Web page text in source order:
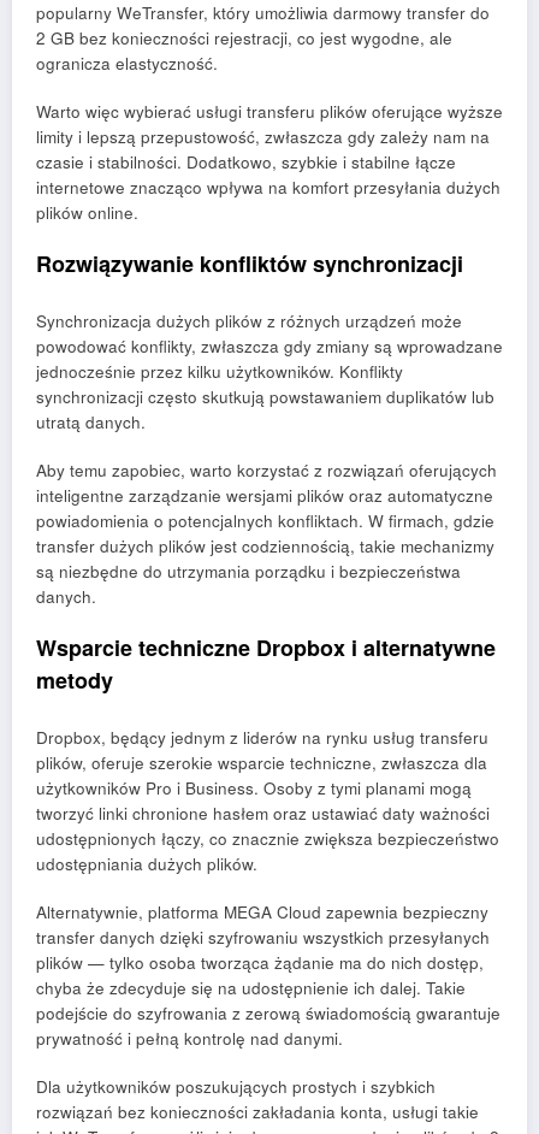
popularny WeTransfer, który umożliwia darmowy transfer do
2 GB bez konieczności rejestracji, co jest wygodne, ale
ogranicza elastyczność.
Warto więc wybierać usługi transferu plików oferujące wyższe
limity i lepszą przepustowość, zwłaszcza gdy zależy nam na
czasie i stabilności. Dodatkowo, szybkie i stabilne łącze
internetowe znacząco wpływa na komfort przesyłania dużych
plików online.
Rozwiązywanie konfliktów synchronizacji
Synchronizacja dużych plików z różnych urządzeń może
powodować konflikty, zwłaszcza gdy zmiany są wprowadzane
jednocześnie przez kilku użytkowników. Konflikty
synchronizacji często skutkują powstawaniem duplikatów lub
utratą danych.
Aby temu zapobiec, warto korzystać z rozwiązań oferujących
inteligentne zarządzanie wersjami plików oraz automatyczne
powiadomienia o potencjalnych konfliktach. W firmach, gdzie
transfer dużych plików jest codziennością, takie mechanizmy
są niezbędne do utrzymania porządku i bezpieczeństwa
danych.
Wsparcie techniczne Dropbox i alternatywne
metody
Dropbox, będący jednym z liderów na rynku usług transferu
plików, oferuje szerokie wsparcie techniczne, zwłaszcza dla
użytkowników Pro i Business. Osoby z tymi planami mogą
tworzyć linki chronione hasłem oraz ustawiać daty ważności
udostępnionych łączy, co znacznie zwiększa bezpieczeństwo
udostępniania dużych plików.
Alternatywnie, platforma MEGA Cloud zapewnia bezpieczny
transfer danych dzięki szyfrowaniu wszystkich przesyłanych
plików — tylko osoba tworząca żądanie ma do nich dostęp,
chyba że zdecyduje się na udostępnienie ich dalej. Takie
podejście do szyfrowania z zerową świadomością gwarantuje
prywatność i pełną kontrolę nad danymi.
Dla użytkowników poszukujących prostych i szybkich
rozwiązań bez konieczności zakładania konta, usługi takie